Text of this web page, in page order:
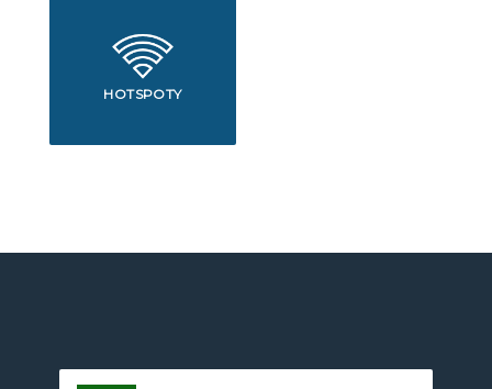
HOTSPOTY